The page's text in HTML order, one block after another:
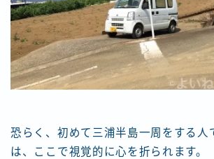
恐らく、初めて三浦半島一周をする人
は、ここで視覚的に心を折られます。